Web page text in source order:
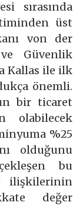
sırasında
üst
von der
Güvenlik
Kallas ile ilk
önemli.
bir ticaret
olabilecek
%25
olduğunu
bu
ilişkilerinin
değer